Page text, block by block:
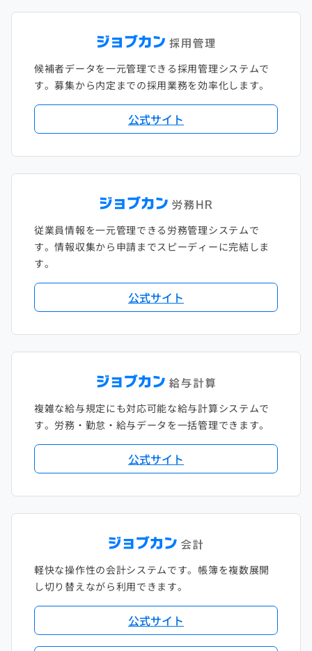
候補者データを一元管理できる採用管理システムで
す。募集から内定までの採用業務を効率化します。
公式サイト
従業員情報を一元管理できる労務管理システムで
す。情報収集から申請までスピーディーに完結しま
す。
公式サイト
複雑な給与規定にも対応可能な給与計算システムで
す。労務・勤怠・給与データを一括管理できます。
公式サイト
軽快な操作性の会計システムです。帳簿を複数展開
し切り替えながら利用できます。
公式サイト